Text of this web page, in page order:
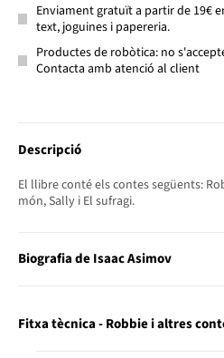
Enviament gratuït a partir de 19€
text, joguines i papereria.
Productes de robòtica: no
Contacta amb atenció al client
Descripció
El llibre conté els contes següents:
món, Sally i El sufragi.
Biografia de Isaac Asimov
Fitxa tècnica - Robbie i altres